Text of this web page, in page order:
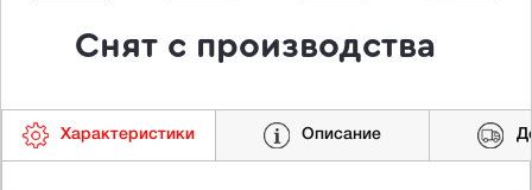
Снят с производства
Характеристики Описание